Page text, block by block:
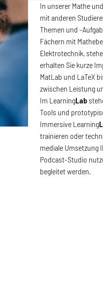
In unserer Mathe
mit anderen
Themen und -
Fächern mit
Elektrotechnik,
erhalten Sie kurze
MatLab und LaTeX
zwischen Leistung
Im LearningLab
Tools und
Immersive Learning
trainieren oder
mediale Umsetzung
Podcast-Studio
begleitet werden.